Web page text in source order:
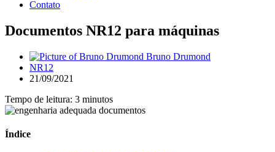
Contato
Documentos NR12 para máquinas
Bruno Drumond
NR12
21/09/2021
Tempo de leitura: 3 minutos
Índice